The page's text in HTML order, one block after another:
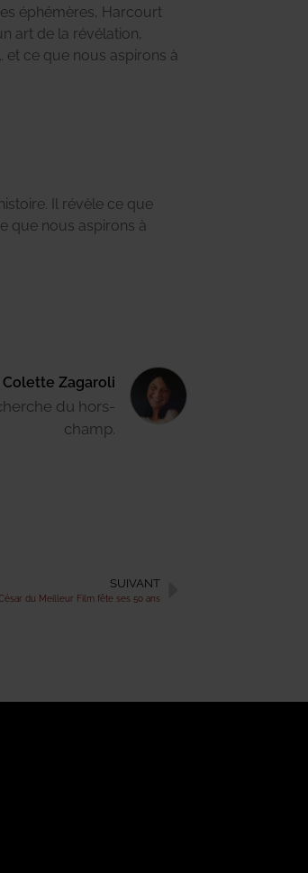
éphémères, Harcourt
art de la révélation,
ce que nous aspirons à
Colette Zagaroli
du hors-
champ.
SUIVANT
du Meilleur Film fête ses 50 ans